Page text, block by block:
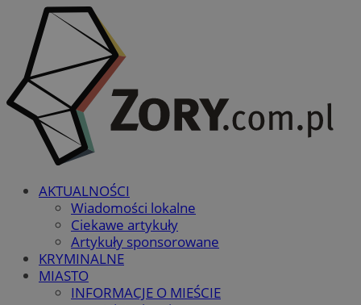
AKTUALNOŚCI
Wiadomości lokalne
Ciekawe artykuły
Artykuły sponsorowane
KRYMINALNE
MIASTO
INFORMACJE O MIEŚCIE